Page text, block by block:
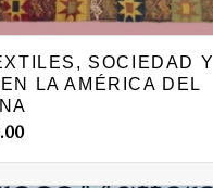
SOCIEDAD Y
LA AMÉRICA DEL
Current
is: